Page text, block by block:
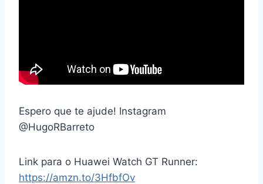
Espero que te ajude! Instagram
@HugoRBarreto
Link para o Huawei Watch GT Runner:
https://amzn.to/3HfbfOv